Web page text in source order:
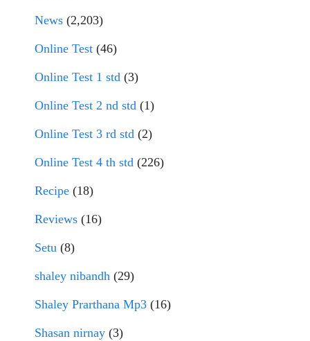
News (2,203)
Online Test (46)
Online Test 1 std (3)
Online Test 2 nd std (1)
Online Test 3 rd std (2)
Online Test 4 th std (226)
Recipe (18)
Reviews (16)
Setu (8)
shaley nibandh (29)
Shaley Prarthana Mp3 (16)
Shasan nirnay (3)